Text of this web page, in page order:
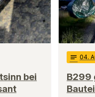
bei
notes 04.
B299